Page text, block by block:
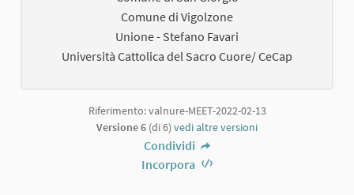
Comune di Vigolzone
Unione - Stefano Favari
Università Cattolica del Sacro Cuore/ CeCap
Riferimento: valnure-MEET-2022-02-13
Versione 6 (di 6) vedi altre versioni
Condividi
Incorpora